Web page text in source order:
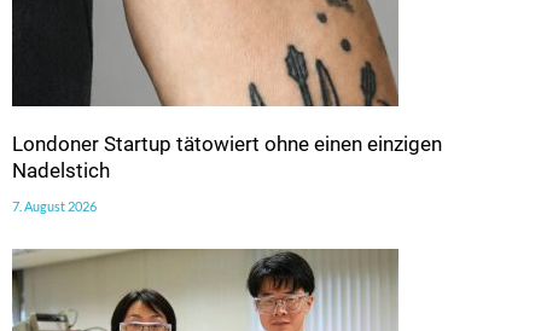
Londoner Startup tätowiert ohne einen einzigen
Nadelstich
7. August 2026